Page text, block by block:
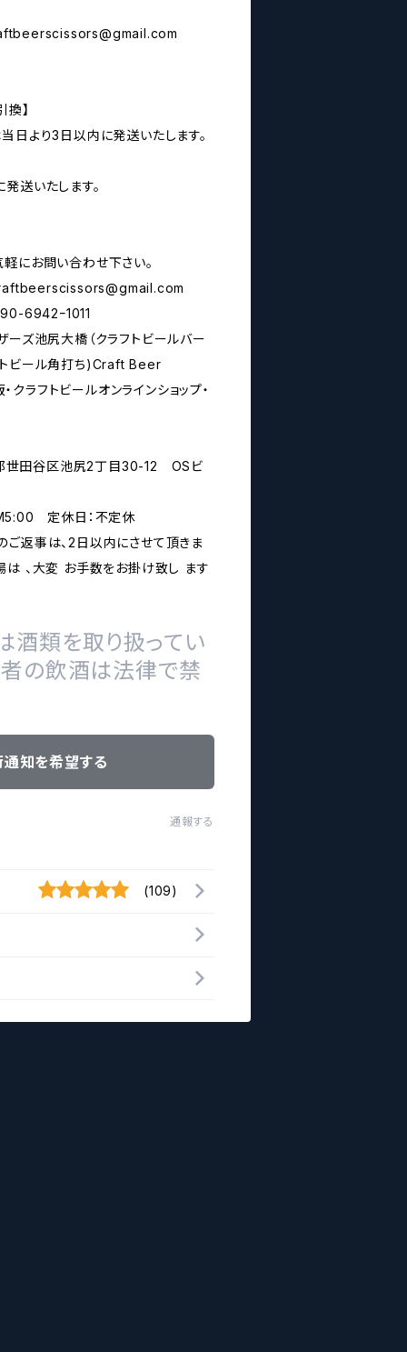
換】
日より3日以内に発送いたします。
送いたします。
にお問い合わせ下さい。
6942ｰ1011
ーズ池尻大橋（クラフトビールバー
トビール角打ち)Craft Beer
ラフトビールオンラインショップ・
世田谷区池尻2丁目30-12 OSビ
定休日：不定休
ご返事は、2日以内にさせて頂きま
は 、大変 お手数をお掛け致し ます
酒類を取り扱ってい
の飲酒は法律で禁
知を希望する
通報する
(109)